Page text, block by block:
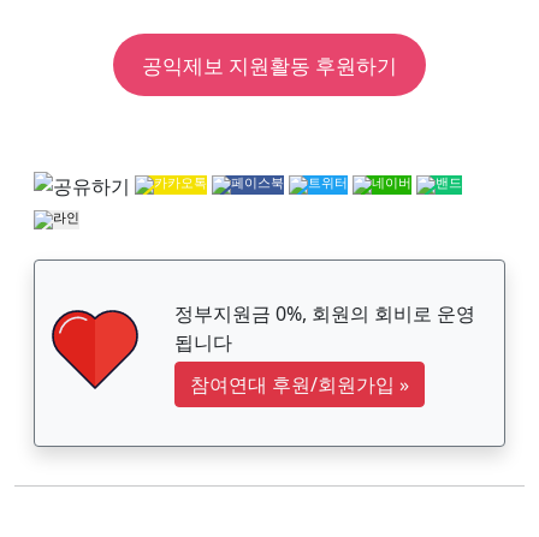
공익제보 지원활동 후원하기
정부지원금 0%, 회원의 회비로 운영
됩니다
참여연대 후원/회원가입 »